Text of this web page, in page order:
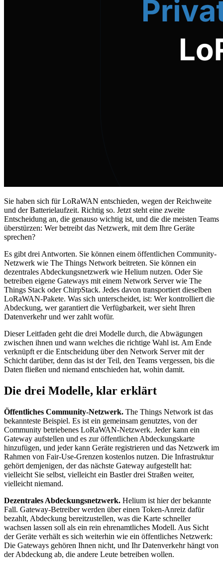
Sie haben sich für LoRaWAN entschieden, wegen der Reichweite
und der Batterielaufzeit. Richtig so. Jetzt steht eine zweite
Entscheidung an, die genauso wichtig ist, und die die meisten Teams
überstürzen: Wer betreibt das Netzwerk, mit dem Ihre Geräte
sprechen?
Es gibt drei Antworten. Sie können einem öffentlichen Community-
Netzwerk wie The Things Network beitreten. Sie können ein
dezentrales Abdeckungsnetzwerk wie Helium nutzen. Oder Sie
betreiben eigene Gateways mit einem Network Server wie The
Things Stack oder ChirpStack. Jedes davon transportiert dieselben
LoRaWAN-Pakete. Was sich unterscheidet, ist: Wer kontrolliert die
Abdeckung, wer garantiert die Verfügbarkeit, wer sieht Ihren
Datenverkehr und wer zahlt wofür.
Dieser Leitfaden geht die drei Modelle durch, die Abwägungen
zwischen ihnen und wann welches die richtige Wahl ist. Am Ende
verknüpft er die Entscheidung über den Network Server mit der
Schicht darüber, denn das ist der Teil, den Teams vergessen, bis die
Daten fließen und niemand entschieden hat, wohin damit.
Die drei Modelle, klar erklärt
Öffentliches Community-Netzwerk. The Things Network ist das
bekannteste Beispiel. Es ist ein gemeinsam genutztes, von der
Community betriebenes LoRaWAN-Netzwerk. Jeder kann ein
Gateway aufstellen und es zur öffentlichen Abdeckungskarte
hinzufügen, und jeder kann Geräte registrieren und das Netzwerk im
Rahmen von Fair-Use-Grenzen kostenlos nutzen. Die Infrastruktur
gehört demjenigen, der das nächste Gateway aufgestellt hat:
vielleicht Sie selbst, vielleicht ein Bastler drei Straßen weiter,
vielleicht niemand.
Dezentrales Abdeckungsnetzwerk. Helium ist hier der bekannte
Fall. Gateway-Betreiber werden über einen Token-Anreiz dafür
bezahlt, Abdeckung bereitzustellen, was die Karte schneller
wachsen lassen soll als ein rein ehrenamtliches Modell. Aus Sicht
der Geräte verhält es sich weiterhin wie ein öffentliches Netzwerk:
Die Gateways gehören Ihnen nicht, und Ihr Datenverkehr hängt von
der Abdeckung ab, die andere Leute betreiben wollen.